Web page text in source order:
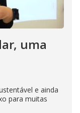
uma
e ainda
para muitas